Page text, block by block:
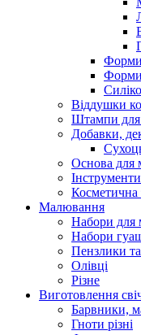
Форми
Форми
Віддушки
Штампи
Добавки,
Основа для
Косметична
Малювання
Набори для
Набори
Пензлики
Олівці
Різне
Виготовлення
Барвники,
Гноти різні